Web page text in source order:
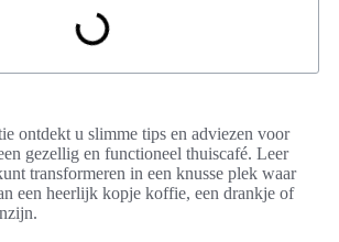
ontdekt u slimme tips en adviezen voor
gezellig en functioneel thuiscafé. Leer
transformeren in een knusse plek waar
een heerlijk kopje koffie, een drankje of